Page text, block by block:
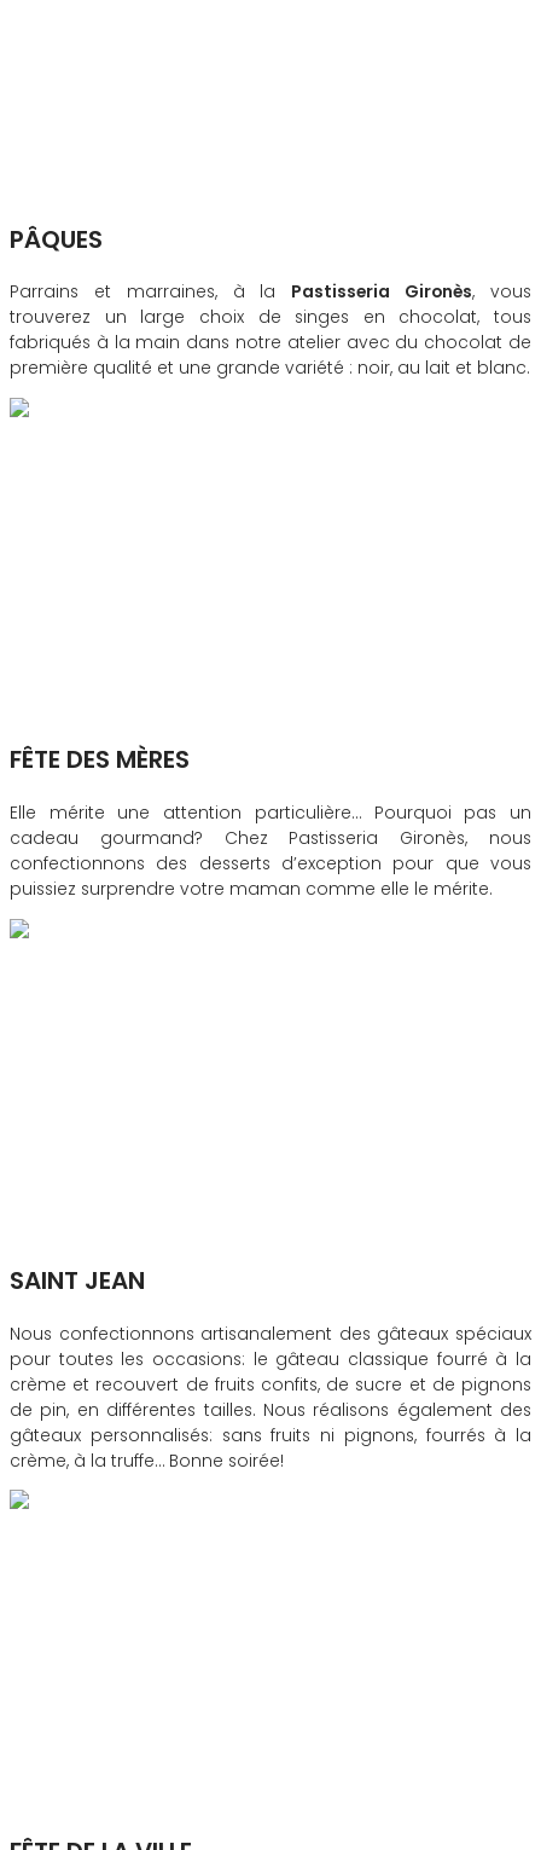
PÂQUES
Parrains et marraines, à la Pastisseria Gironès, vous
trouverez un large choix de singes en chocolat, tous
fabriqués à la main dans notre atelier avec du chocolat de
première qualité et une grande variété : noir, au lait et blanc.
FÊTE DES MÈRES
Elle mérite une attention particulière… Pourquoi pas un
cadeau gourmand? Chez Pastisseria Gironès, nous
confectionnons des desserts d’exception pour que vous
puissiez surprendre votre maman comme elle le mérite.
SAINT JEAN
Nous confectionnons artisanalement des gâteaux spéciaux
pour toutes les occasions: le gâteau classique fourré à la
crème et recouvert de fruits confits, de sucre et de pignons
de pin, en différentes tailles. Nous réalisons également des
gâteaux personnalisés: sans fruits ni pignons, fourrés à la
crème, à la truffe… Bonne soirée!